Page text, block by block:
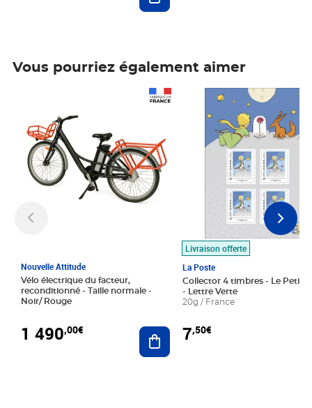
Vous pourriez également aimer
Nouvelle Attitude
Vélo électrique du facteur,
reconditionné - Taille normale -
Noir/ Rouge
1 490,00€ Ajouter au panier
Livraison offerte
La Poste
Collector 4 timbres - Le Petit
- Lettre Verte
20g / France
7,50€
Prix 7,50€